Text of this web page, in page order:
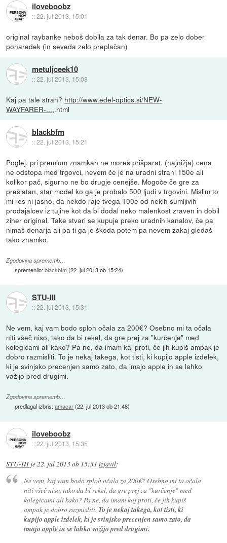
iloveboobz
::22. jul 2013, 15:01
original raybanke neboš dobila za tak denar. Bo pa zelo dober
ponaredek (in seveda zelo preplačan)
metuljceek10
::22. jul 2013, 15:08
Kaj pa tale stran? http://www.edel-optics.si/NEW-
WAYFARER-...,.html
blackbfm
::22. jul 2013, 15:21
Poglej, pri premium znamkah ne moreš prišparat, (najnižja) cena
ne odstopa med trgovci, nevem če je na uradni strani 150e ali
kolikor pač, sigurno ne bo drugje cenejše. Mogoče če gre za
prešlatan, star model ko ga je probalo 500 ljudi v trgovini. Mislim to
mi res ni jasno, da nekdo raje tvega 100e od nekih sumljivih
prodajalcev iz tujine kot da bi dodal neko malenkost zraven in dobil
ziher original. Take stvari se kupuje preko uradnih kanalov, če pa
nimaš denarja ali pa ti ga je škoda potem pa nevem zakaj gledaš
tako znamko.
Zgodovina sprememb…
spremenilo:blackbfm(22. jul 2013 ob 15:24)
STU-III
::22. jul 2013, 15:31
Ne vem, kaj vam bodo sploh očala za 200€? Osebno mi ta očala
niti všeč niso, tako da bi rekel, da gre prej za "kurčenje" med
kolegicami ali kako? Pa ne, da imam kaj proti, če jih kupiš ampak je
dobro razmisliti. To je nekaj takega, kot tisti, ki kupijo apple izdelek,
ki je svinjsko precenjen samo zato, da imajo apple in se lahko
važijo pred drugimi.
Zgodovina sprememb…
predlagal izbris:amacar(22. jul 2013 ob 21:48)
iloveboobz
::22. jul 2013, 15:35
STU-III je22. jul 2013 ob 15:31 izjavil:
Ne vem, kaj vam bodo sploh očala za 200€? Osebno mi ta očala
niti všeč niso, tako da bi rekel, da gre prej za "kurčenje" med
kolegicami ali kako? Pa ne, da imam kaj proti, če jih kupiš
ampak je dobro razmisliti. To je nekaj takega, kot tisti, ki
kupijo apple izdelek, ki je svinjsko precenjen samo zato, da
imajo apple in se lahko važijo pred drugimi.